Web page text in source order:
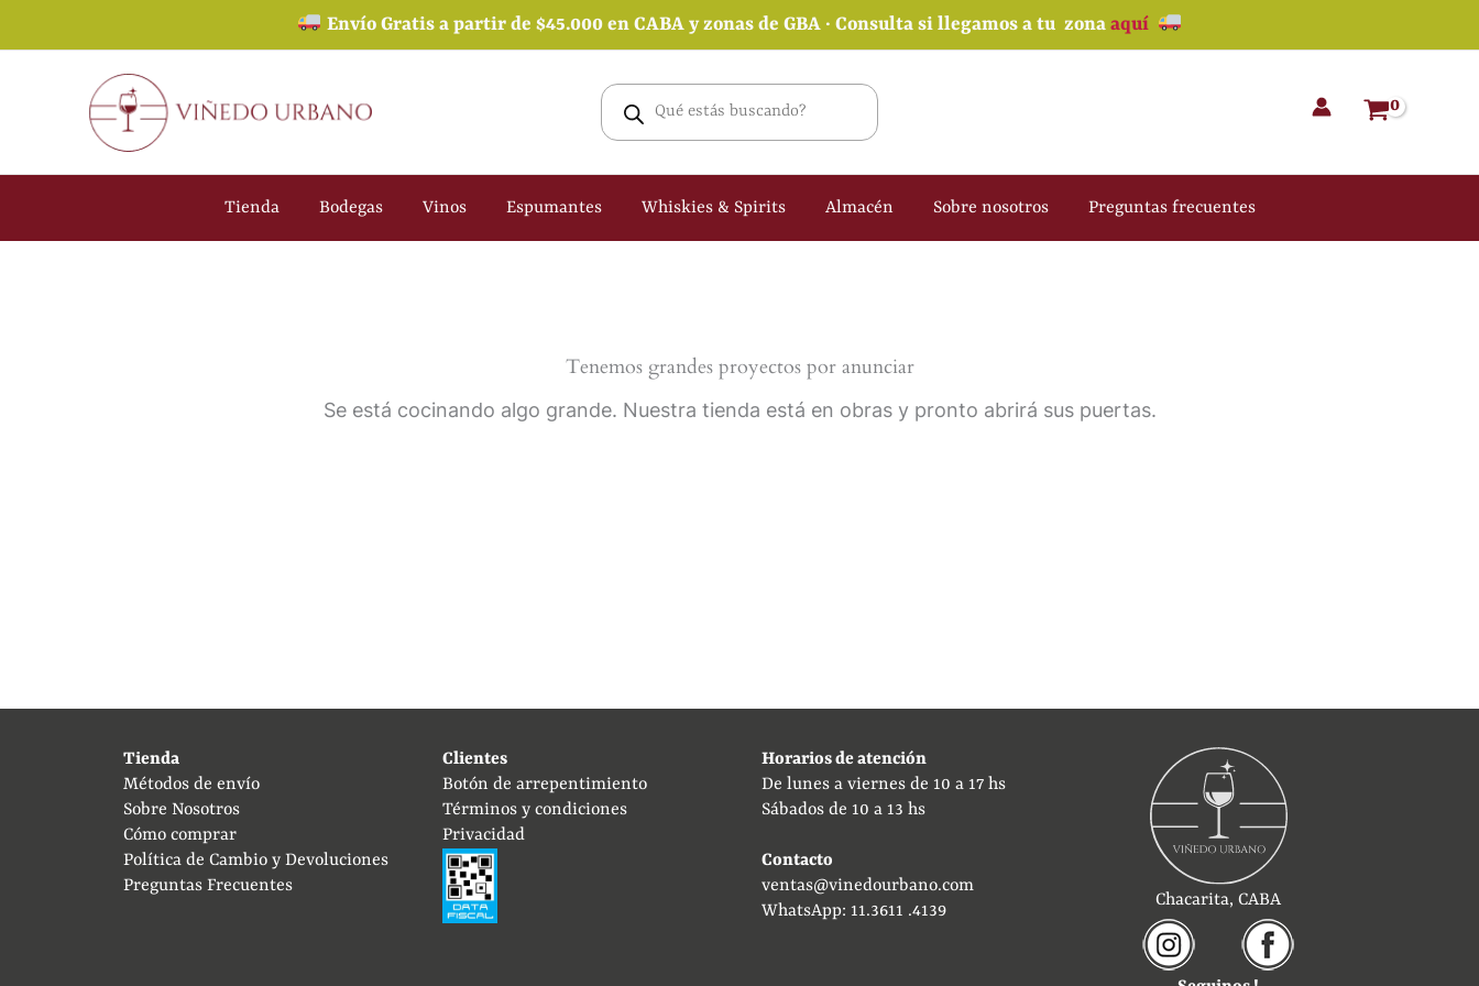
al
Envío Gratis a partir de $45.000 en CABA y zonas de GBA · Consulta si llegamos a tu zona aquí
Búsqueda
productos
Tienda Bodegas Vinos Espumantes Whiskies & Spirits Almacén Sobre nosotros Preguntas frecuentes
Tenemos grandes proyectos por anunciar
Se está cocinando algo grande. Nuestra tienda está en obras y pronto abrirá sus puertas.
Tienda
Métodos de envío
Sobre Nosotros
Cómo comprar
Política de Cambio y Devoluciones
Preguntas Frecuentes
Clientes
Botón de arrepentimiento
Términos y condiciones
Privacidad
Horarios de atención
De lunes a viernes de 10 a 17 hs
Sábados de 10 a 13 hs
Contacto
ventas@vinedourbano.com
WhatsApp: 11.3611 .4139
Chacarita, CABA